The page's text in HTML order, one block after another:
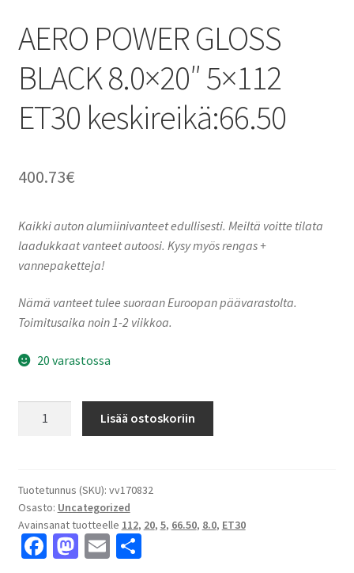
AERO POWER GLOSS
BLACK 8.0×20″ 5×112
ET30 keskireikä:66.50
400.73€
Kaikki auton alumiinivanteet edullisesti. Meiltä voitte tilata
laadukkaat vanteet autoosi. Kysy myös rengas +
vannepaketteja!
Nämä vanteet tulee suoraan Euroopan päävarastolta.
Toimitusaika noin 1-2 viikkoa.
20 varastossa
8.0x20"
5x112
ET30
keskireikä:66.50
Lisää ostoskoriin
Tuotetunnus (SKU): vv170832
Osasto: Uncategorized
Avainsanat tuotteelle 112, 20, 5, 66.50, 8.0, ET30
Fa M E S